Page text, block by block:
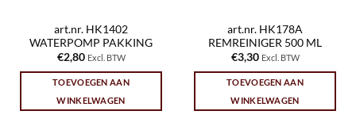
art.nr. HK1402
WATERPOMP PAKKING
€2,80 Excl. BTW
TOEVOEGEN AAN
WINKELWAGEN
art.nr. HK178A
REMREINIGER 500 ML
€3,30 Excl. BTW
TOEVOEGEN AAN
WINKELWAGEN